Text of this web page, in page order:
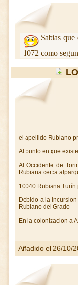
Sabias que
1072 como
el apellido Rubiano
Al punto en que
Al Occidente de
Rubiana cerca
10040 Rubiana Turín
Debido a la
Rubiano del Grado
En la colonizacion a
Añadido el 26/10/